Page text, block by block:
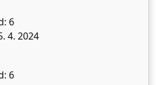
6
4. 2024
6